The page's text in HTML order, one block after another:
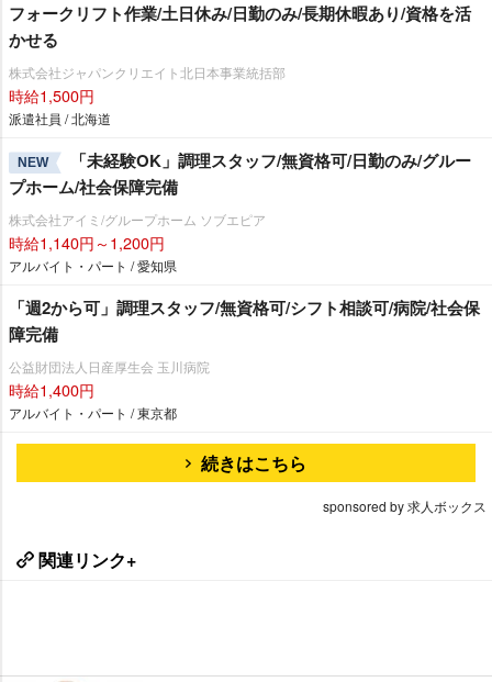
フォークリフト作業/土日休み/日勤のみ/長期休暇あり/資格を活
かせる
株式会社ジャパンクリエイト北日本事業統括部
時給1,500円
派遣社員 / 北海道
NEW
「未経験OK」調理スタッフ/無資格可/日勤のみ/グルー
プホーム/社会保障完備
株式会社アイミ/グループホーム ソブエピア
時給1,140円～1,200円
アルバイト・パート / 愛知県
「週2から可」調理スタッフ/無資格可/シフト相談可/病院/社会保
障完備
公益財団法人日産厚生会 玉川病院
時給1,400円
アルバイト・パート / 東京都
続きはこちら
sponsored by 求人ボックス
関連リンク+